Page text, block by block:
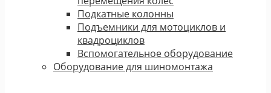
Подкатные колонны
Подъемники для мотоциклов и
квадроциклов
Вспомогательное оборудование
Оборудование для шиномонтажа